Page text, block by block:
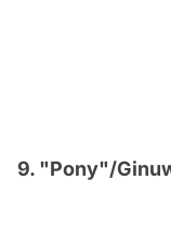
9. "Pony"/